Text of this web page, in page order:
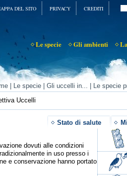
CREDITI
PRIVACY
DEL SITO
Gli ambienti
Le specie
Le specie Gli uccelli in... Le specie
Uccelli
Stato di salute
dovuti alle condizioni
in uso presso i
e conservazione hanno portato